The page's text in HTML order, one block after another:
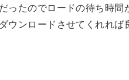
ったのでロードの待ち時間
ンロードさせてくれれば